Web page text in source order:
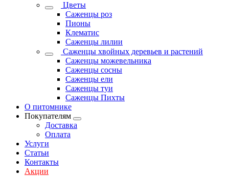
Цветы
Саженцы роз
Пионы
Клематис
Саженцы лилии
Саженцы хвойных деревьев и растений
Саженцы можевельника
Саженцы сосны
Саженцы ели
Саженцы туи
Саженцы Пихты
О питомнике
Покупателям
Доставка
Оплата
Услуги
Статьи
Контакты
Акции